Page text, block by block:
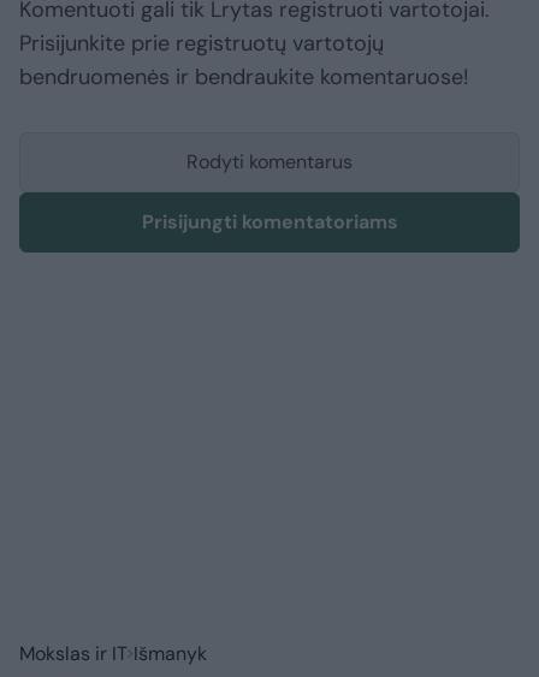
Komentuoti gali tik Lrytas registruoti vartotojai.
Prisijunkite prie registruotų vartotojų
bendruomenės ir bendraukite komentaruose!
Rodyti komentarus
Prisijungti komentatoriams
Mokslas ir IT Išmanyk